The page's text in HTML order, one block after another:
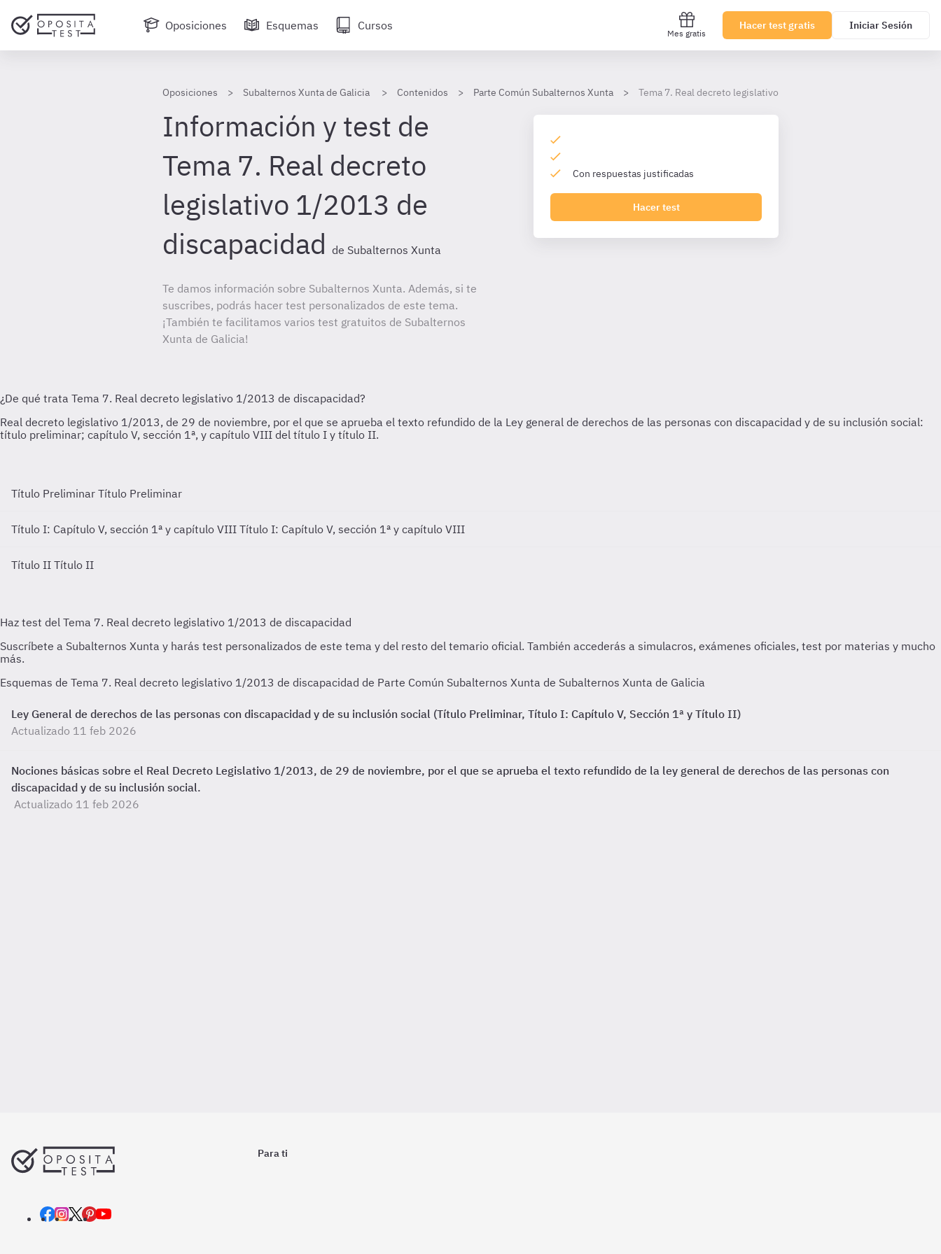
Oposiciones Esquemas Cursos
Mes gratis
Hacer test gratis Iniciar Sesión
Oposiciones Subalternos Xunta de Galicia Contenidos Parte Común Subalternos Xunta Tema 7. Real decreto legislativo 1/2013 de discapacidad
Información y test de
Tema 7. Real decreto
legislativo 1/2013 de
discapacidad de Subalternos Xunta
Te damos información sobre Subalternos Xunta. Además, si te
suscribes, podrás hacer test personalizados de este tema.
¡También te facilitamos varios test gratuitos de Subalternos
Xunta de Galicia!
Con respuestas justificadas
Hacer test
Título Preliminar Título Preliminar
Título I: Capítulo V, sección 1ª y capítulo VIII Título I: Capítulo V, sección 1ª y capítulo VIII
Título II Título II
Esquemas de Tema 7. Real decreto legislativo 1/2013 de discapacidad de Parte Común Subalternos Xunta de Subalternos Xunta de Galicia
Ley General de derechos de las personas con discapacidad y de su inclusión social (Título Preliminar, Título I: Capítulo V, Sección 1ª y Título II)
Actualizado 11 feb 2026
Nociones básicas sobre el Real Decreto Legislativo 1/2013, de 29 de noviembre, por el que se aprueba el texto refundido de la ley general de derechos de las personas con
discapacidad y de su inclusión social.
Actualizado 11 feb 2026
Para ti